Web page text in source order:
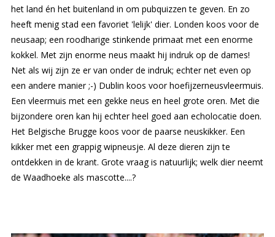
het land én het buitenland in om pubquizzen te geven. En zo
heeft menig stad een favoriet 'lelijk' dier. Londen koos voor de
neusaap; een roodharige stinkende primaat met een enorme
kokkel. Met zijn enorme neus maakt hij indruk op de dames!
Net als wij zijn ze er van onder de indruk; echter net even op
een andere manier ;-) Dublin koos voor hoefijzerneusvleermuis.
Een vleermuis met een gekke neus en heel grote oren. Met die
bijzondere oren kan hij echter heel goed aan echolocatie doen.
Het Belgische Brugge koos voor de paarse neuskikker. Een
kikker met een grappig wipneusje. Al deze dieren zijn te
ontdekken in de krant. Grote vraag is natuurlijk; welk dier neemt
de Waadhoeke als mascotte....?